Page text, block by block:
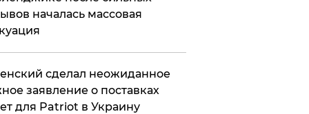
началась массовая
сделал неожиданное
заявление о поставках
для Patriot в Украину